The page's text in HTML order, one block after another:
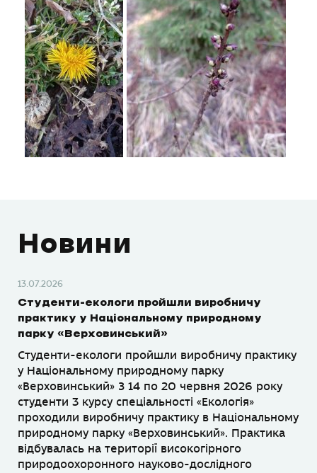
Новини
13.07.2026
Студенти-екологи пройшли виробничу
практику у Національному природному
парку «Верховинський»
Студенти-екологи пройшли виробничу практику
у Національному природному парку
«Верховинський» З 14 по 20 червня 2026 року
студенти 3 курсу спеціальності «Екологія»
проходили виробничу практику в Національному
природному парку «Верховинський». Практика
відбувалась на території високогірного
природоохоронного науково-дослідного